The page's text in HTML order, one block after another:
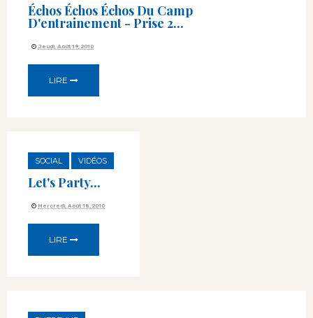
Échos Échos Échos Du Camp
D'entrainement - Prise 2...
Jeudi, Août 19, 2010
LIRE
SOCIAL VIDÉOS
Let's Party...
Mercredi, Août 18, 2010
LIRE